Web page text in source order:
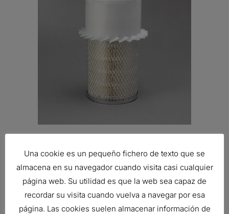
Ref: P181054
Una cookie es un pequeño fichero de texto que se
almacena en su navegador cuando visita casi cualquier
página web. Su utilidad es que la web sea capaz de
recordar su visita cuando vuelva a navegar por esa
página. Las cookies suelen almacenar información de